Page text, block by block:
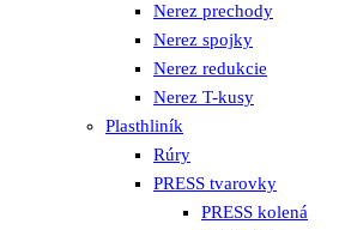
Nerez prechody
Nerez spojky
Nerez redukcie
Nerez T-kusy
Plasthliník
Rúry
PRESS tvarovky
PRESS kolená